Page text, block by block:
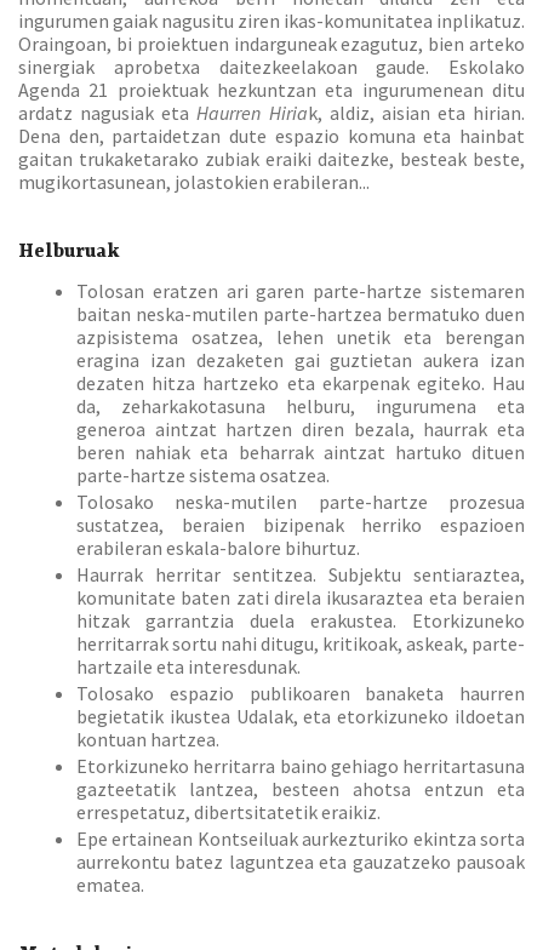
ingurumen gaiak nagusitu ziren ikas-komunitatea inplikatuz.
Oraingoan, bi proiektuen indarguneak ezagutuz, bien arteko
sinergiak aprobetxa daitezkeelakoan gaude. Eskolako
Agenda 21 proiektuak hezkuntzan eta ingurumenean ditu
ardatz nagusiak eta Haurren Hiriak, aldiz, aisian eta hirian.
Dena den, partaidetzan dute espazio komuna eta hainbat
gaitan trukaketarako zubiak eraiki daitezke, besteak beste,
mugikortasunean, jolastokien erabileran...
Helburuak
Tolosan eratzen ari garen parte-hartze sistemaren
baitan neska-mutilen parte-hartzea bermatuko duen
azpisistema osatzea, lehen unetik eta berengan
eragina izan dezaketen gai guztietan aukera izan
dezaten hitza hartzeko eta ekarpenak egiteko. Hau
da, zeharkakotasuna helburu, ingurumena eta
generoa aintzat hartzen diren bezala, haurrak eta
beren nahiak eta beharrak aintzat hartuko dituen
parte-hartze sistema osatzea.
Tolosako neska-mutilen parte-hartze prozesua
sustatzea, beraien bizipenak herriko espazioen
erabileran eskala-balore bihurtuz.
Haurrak herritar sentitzea. Subjektu sentiaraztea,
komunitate baten zati direla ikusaraztea eta beraien
hitzak garrantzia duela erakustea. Etorkizuneko
herritarrak sortu nahi ditugu, kritikoak, askeak, parte-
hartzaile eta interesdunak.
Tolosako espazio publikoaren banaketa haurren
begietatik ikustea Udalak, eta etorkizuneko ildoetan
kontuan hartzea.
Etorkizuneko herritarra baino gehiago herritartasuna
gazteetatik lantzea, besteen ahotsa entzun eta
errespetatuz, dibertsitatetik eraikiz.
Epe ertainean Kontseiluak aurkezturiko ekintza sorta
aurrekontu batez laguntzea eta gauzatzeko pausoak
ematea.